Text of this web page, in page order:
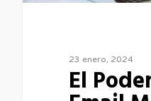
23 enero, 2024
El